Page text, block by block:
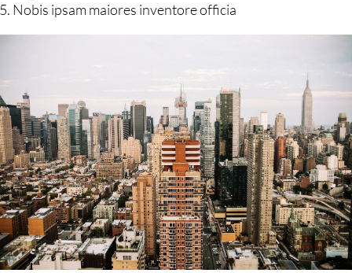
Nobis ipsam maiores inventore officia